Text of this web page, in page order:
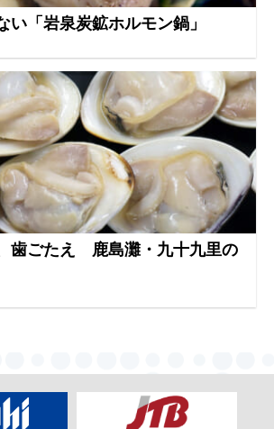
い「岩泉炭鉱ホルモン鍋」
歯ごたえ 鹿島灘・九十九里の